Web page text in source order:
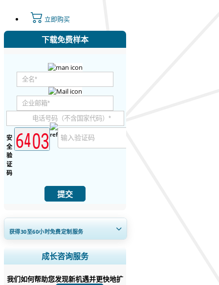
立即购买
下载免费样本
安
全
验
证
码
提交
获得30至60小时免费定制服务
扩大区域和国家覆盖范围， 细分市场分
析， 公司简介， 竞争基准分析， 以及最
成长咨询服务
我们如何帮助您发现新机遇并更快地扩